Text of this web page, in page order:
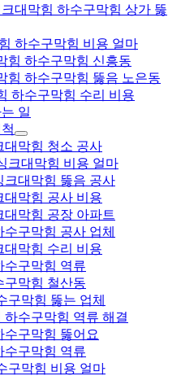
대막힘 하수구막힘 상가 뚫
하수구막힘 비용 얼마
힘 하수구막힘 신흥동
힘 하수구막힘 뚫음 노은동
하수구막힘 수리 비용
일
대막힘 청소 공사
크대막힘 비용 얼마
대막힘 뚫음 공사
대막힘 공사 비용
막힘 공장 아파트
구막힘 공사 업체
막힘 수리 비용
수구막힘 역류
구막힘 철산동
구막힘 뚫는 업체
수구막힘 역류 해결
수구막힘 뚫어요
수구막힘 역류
구막힘 비용 얼마